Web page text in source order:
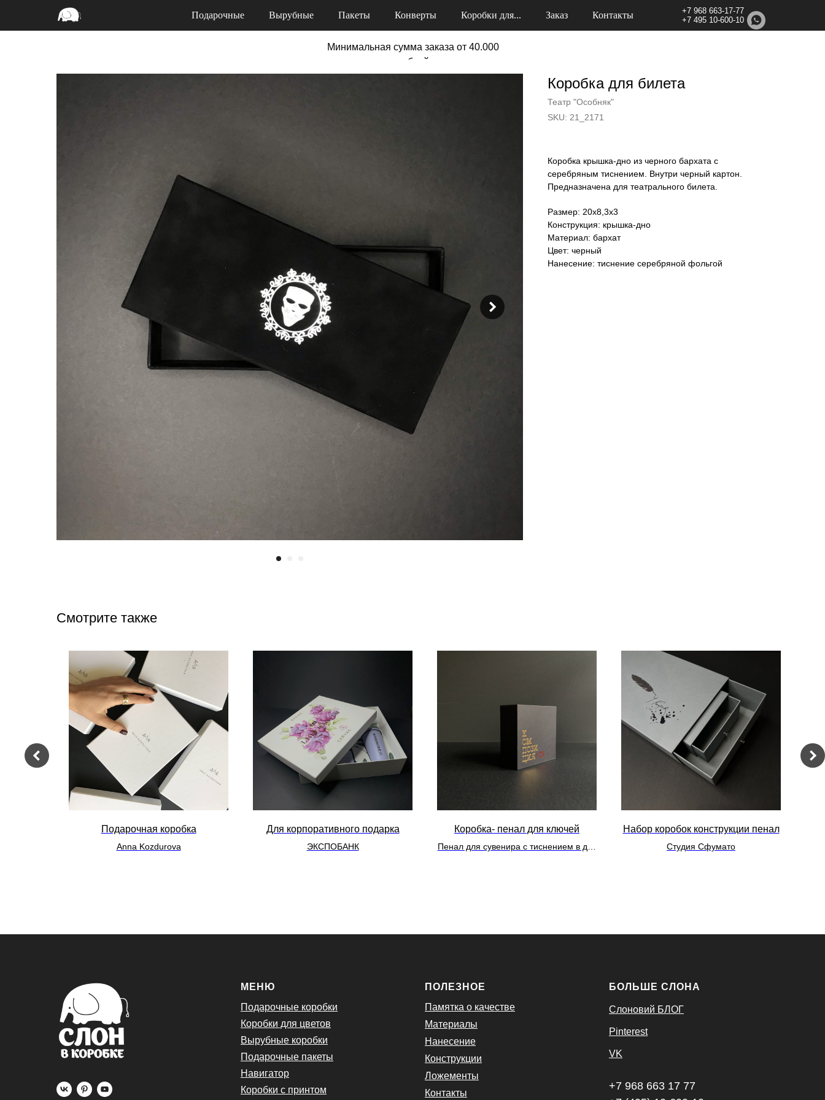
Минимальная сумма заказа от 40.000
рублей
Подарочные Вырубные Пакеты Конверты Коробки для... Заказ Контакты
+7 968 663-17-77
+7 495 10-600-10
Коробка для билета
Театр "Особняк"
SKU: 21_2171
Коробка крышка-дно из черного бархата с
серебряным тиснением. Внутри черный картон.
Предназначена для театрального билета.
Размер: 20х8,3х3
Конструкция: крышка-дно
Материал: бархат
Цвет: черный
Нанесение: тиснение серебряной фольгой
Смотрите также
Подарочная коробка
Anna Kozdurova
Для корпоративного подарка
ЭКСПОБАНК
Коробка- пенал для ключей
Пенал для сувенира с тиснением в два
Набор коробок конструкции пенал
Студия Сфумато
МЕНЮ
Подарочные коробки
Коробки для цветов
Вырубные коробки
Подарочные пакеты
Навигатор
Коробки с принтом
ПОЛЕЗНОЕ
Памятка о качестве
Материалы
Нанесение
Конструкции
Ложементы
Контакты
БОЛЬШЕ СЛОНА
Слоновий БЛОГ
Pinterest
VK
+7 968 663 17 77